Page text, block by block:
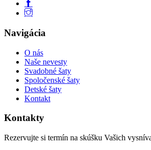
Navigácia
O nás
Naše nevesty
Svadobné šaty
Spoločenské šaty
Detské šaty
Kontakt
Kontakty
Rezervujte si termín na skúšku Vašich